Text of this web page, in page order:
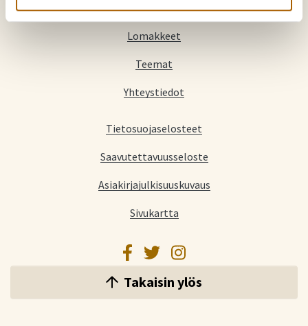
Hankkeet
Lomakkeet
Teemat
Yhteystiedot
Tietosuojaselosteet
Saavutettavuusseloste
Asiakirjajulkisuuskuvaus
Sivukartta
Facebook
TwitterInstagram
Takaisin ylös